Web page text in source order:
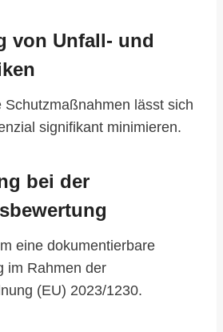
von Unfall- und
Schutzmaßnahmen lässt sich
signifikant minimieren.
bei der
eine dokumentierbare
im Rahmen der
(EU) 2023/1230.